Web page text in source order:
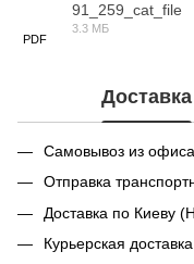
PDF
91_259_cat_file
3.3 МБ
Доставка
Самовывоз из
Отправка
Доставка по Киеву
Курьерская